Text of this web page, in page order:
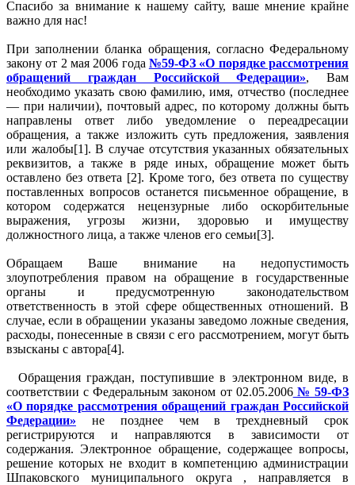
Спасибо за внимание к нашему сайту, ваше мнение крайне
важно для нас!
При заполнении бланка обращения, согласно Федеральному
закону от 2 мая 2006 года №59-ФЗ «О порядке рассмотрения
обращений граждан Российской Федерации», Вам
необходимо указать свою фамилию, имя, отчество (последнее
— при наличии), почтовый адрес, по которому должны быть
направлены ответ либо уведомление о переадресации
обращения, а также изложить суть предложения, заявления
или жалобы[1]. В случае отсутствия указанных обязательных
реквизитов, а также в ряде иных, обращение может быть
оставлено без ответа [2]. Кроме того, без ответа по существу
поставленных вопросов останется письменное обращение, в
котором содержатся нецензурные либо оскорбительные
выражения, угрозы жизни, здоровью и имуществу
должностного лица, а также членов его семьи[3].
Обращаем Ваше внимание на недопустимость
злоупотребления правом на обращение в государственные
органы и предусмотренную законодательством
ответственность в этой сфере общественных отношений. В
случае, если в обращении указаны заведомо ложные сведения,
расходы, понесенные в связи с его рассмотрением, могут быть
взысканы с автора[4].
Обращения граждан, поступившие в электронном виде, в
соответствии с Федеральным законом от 02.05.2006№ 59-ФЗ
«О порядке рассмотрения обращений граждан Российской
Федерации» не позднее чем в трехдневный срок
регистрируются и направляются в зависимости от
содержания. Электронное обращение, содержащее вопросы,
решение которых не входит в компетенцию администрации
Шпаковского муниципального округа , направляется в